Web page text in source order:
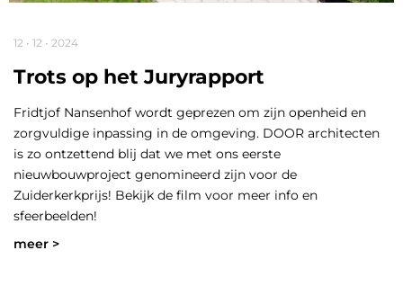
12 • 12 • 2024
Trots op het Juryrapport
Fridtjof Nansenhof wordt geprezen om zijn openheid en
zorgvuldige inpassing in de omgeving. DOOR architecten
is zo ontzettend blij dat we met ons eerste
nieuwbouwproject genomineerd zijn voor de
Zuiderkerkprijs! Bekijk de film voor meer info en
sfeerbeelden!
meer >